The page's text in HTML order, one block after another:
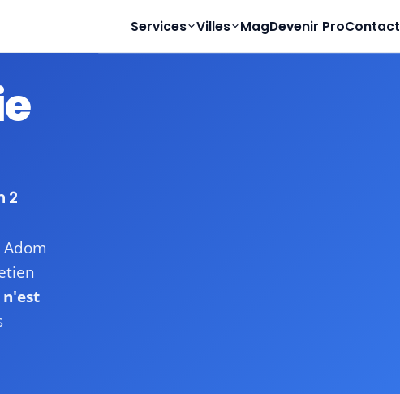
Services Villes MagDevenir ProContact
2